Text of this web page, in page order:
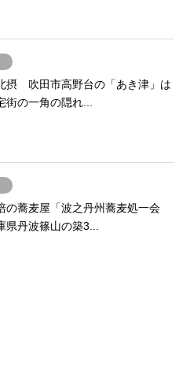
吹田市高野台の「あき津」は
街の一角の隠れ...
の蕎麦屋「波之丹州蕎麦処一会
県丹波篠山の築3...